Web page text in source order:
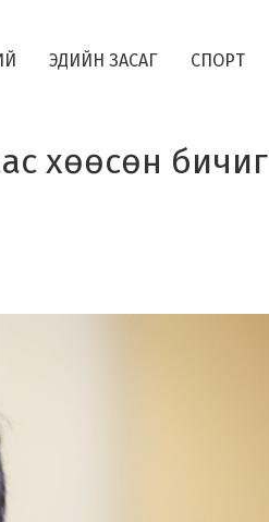
ЭДИЙН ЗАСАГ СПОРТ
хөөсөн бичиг